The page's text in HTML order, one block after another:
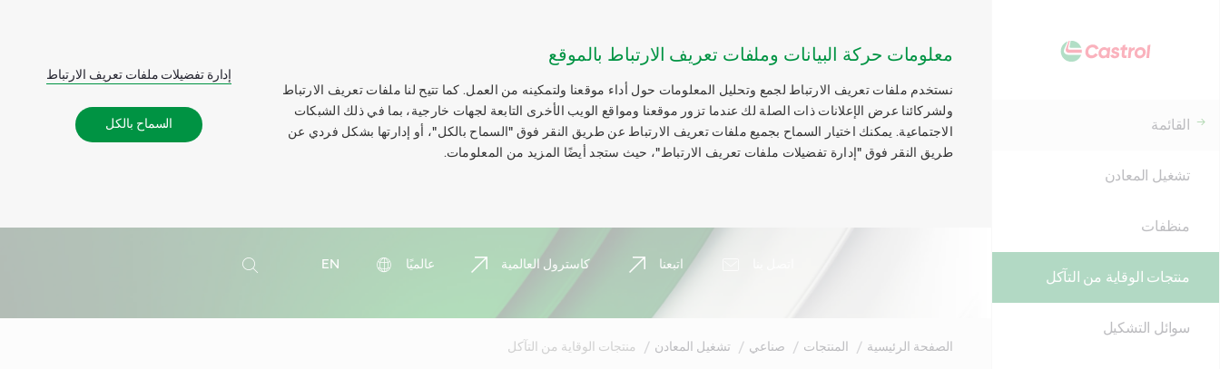
معلومات حركة البيانات وملفات تعريف الارتباط بالموقع
نستخدم ملفات تعريف الارتباط لجمع وتحليل المعلومات حول أداء موقعنا ولتمكينه من العمل. كما تتيح لنا ملفات تعريف الارتباط
ولشركائنا عرض الإعلانات ذات الصلة لك عندما تزور موقعنا ومواقع الويب الأخرى التابعة لجهات خارجية، بما في ذلك الشبكات
الاجتماعية. يمكنك اختيار السماح بجميع ملفات تعريف الارتباط عن طريق النقر فوق "السماح بالكل"، أو إدارتها بشكل فردي عن
طريق النقر فوق "إدارة تفضيلات ملفات تعريف الارتباط"، حيث ستجد أيضًا المزيد من المعلومات.
إدارة تفضيلات ملفات تعريف الارتباط
السماح بالكل
اتبعنا كاسترول العالمية عالميًا
EN
بحث
القائمة
تشغيل المعادن
منظفات
منتجات الوقاية من التآكل
سوائل التشكيل
الصفحة الرئيسية المنتجات صناعي تشغيل المعادن منتجات الوقاية من التآكل